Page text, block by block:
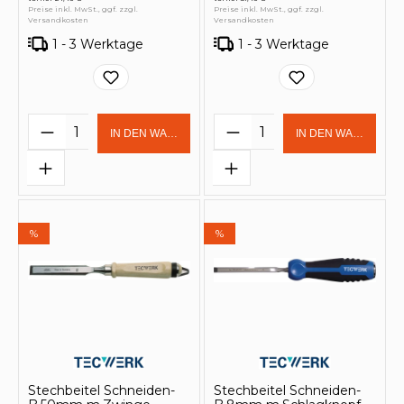
Preise inkl. MwSt., ggf. zzgl.
Versandkosten
1 - 3 Werktage
Produkt Anzahl: Gib den
IN DEN WARENKORB
Preise inkl. MwSt., ggf. zzgl.
Versandkosten
1 - 3 Werktage
Produkt Anzahl:
IN DEN
%
Stechbeitel Schneiden-
%
Stechbeitel Schneiden-